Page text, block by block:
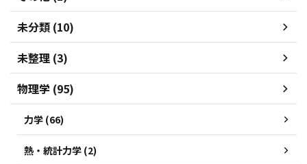
未分類 (10)
未整理 (3)
物理学 (95)
力学 (66)
熱・統計力学 (2)